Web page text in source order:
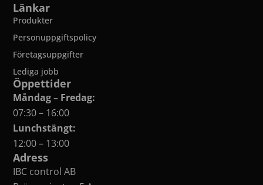
Länkar
Produkter
Personuppgiftspolicy
Företagsuppgifter
Lediga jobb
Öppettider
Måndag – Fredag:
07:30 – 16:00
Lunchstängt:
12:00 – 13:00
Adress
IBC control AB